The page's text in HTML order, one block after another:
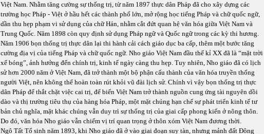
Việt Nam. Nhằm tăng cường sự thống trị, từ năm 1897 thực dân Pháp đã cho xây dựng các
trường học Pháp - Việt ở hầu hết các thành phố lớn, mở rộng học tiếng Pháp và chữ quốc ngữ,
dần thu hẹp phạm vi sử dụng của chữ Hán, nhằm cắt đứt quan hệ văn hóa giữa Việt Nam và
Trung Quốc. Năm 1898 còn quy định sử dụng Pháp ngữ và Quốc ngữ trong các kỳ thi hương.
Năm 1906 bọn thống trị thực dân lại thi hành cải cách giáo dục ba cấp, thêm một bước tăng
cường địa vị của tiếng Pháp và chữ quốc ngữ. Nho giáo Việt Nam đầu thế kỉ XX đã là “mặt trời
xế bóng”, ảnh hưởng đến chính trị, kinh tế ngày càng thu hẹp. Tuy nhiên, Nho giáo đã có lịch
sử hơn 2000 năm ở Việt Nam, đã trở thành một bộ phận cấu thành của văn hóa truyền thống
người Việt, nên không thể hoàn toàn rút khỏi vũ đài lịch sử. Chính vì vậy bọn thống trị thực
dân Pháp để thắt chặt việc cai trị, để biến Việt Nam trở thành nguồn cung ứng tài nguyên dồi
dào và thị trường tiêu thụ của hàng hóa Pháp, một mặt chúng hạn chế sự phát triển kinh tế tư
bản chủ nghĩa, mặt khác chúng vẫn duy trì sự thống trị của giai cấp phong kiến ở nông thôn.
Do đó, văn hóa Nho giáo vẫn chiếm vị trí quan trọng ở thôn xóm Việt Nam đương thời.
Ngô Tất Tố sinh năm 1893, khi Nho giáo đã ở vào giai đoạn suy tàn, nhưng mảnh đất Đông